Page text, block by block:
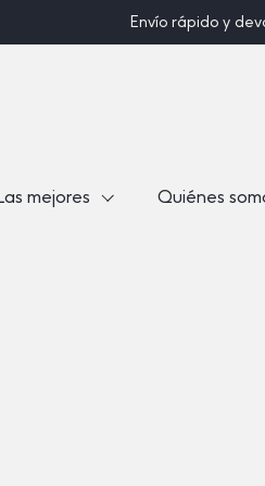
Envío rápido y
mejores Quiénes